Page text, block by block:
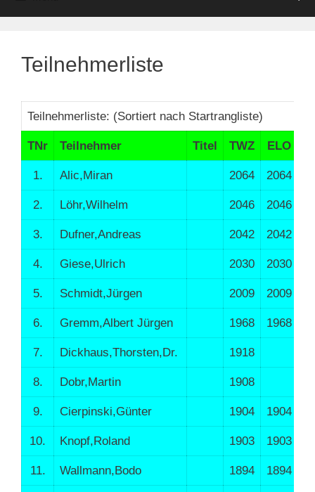
Teilnehmerliste
Teilnehmerliste: (Sortiert nach Startrangliste)
TNr Teilnehmer Titel TWZ ELO
1. Alic,Miran 2064 2064
2. Löhr,Wilhelm 2046 2046
3. Dufner,Andreas 2042 2042
4. Giese,Ulrich 2030 2030
5. Schmidt,Jürgen 2009 2009
6. Gremm,Albert Jürgen 1968 1968
7. Dickhaus,Thorsten,Dr. 1918
8. Dobr,Martin 1908
9. Cierpinski,Günter 1904 1904
10. Knopf,Roland 1903 1903
11. Wallmann,Bodo 1894 1894